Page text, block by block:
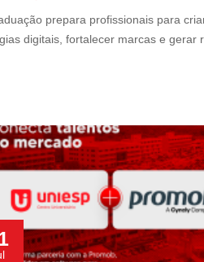
prepara profissionais para
digitais, fortalecer marcas e gerar